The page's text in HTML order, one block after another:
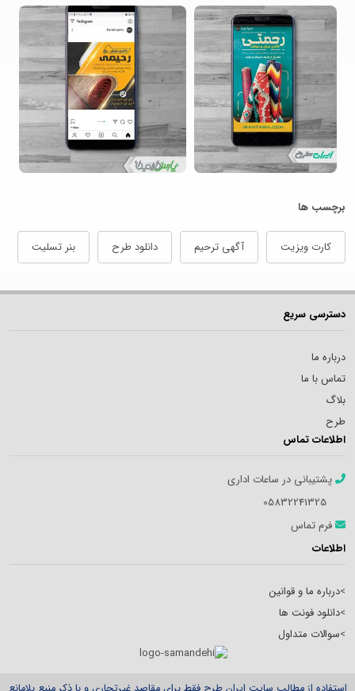
برچسب ها
کارت ویزیت آگهی ترحیم دانلود طرح بنر تسلیت
دسترسی سریع
درباره ما
تماس با ما
بلاگ
طرح
اطلاعات تماس
پشتیبانی در ساعات اداری
05832241325
فرم تماس
اطلاعات
>درباره ما و قوانین
>دانلود فونت ها
>سوالات متداول